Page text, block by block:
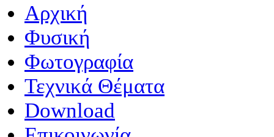
Aρχική
Φυσική
Φωτογραφία
Τεχνικά Θέματα
Download